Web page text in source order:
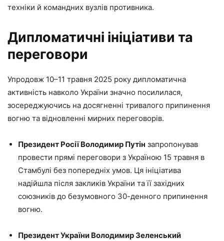
техніки й командних вузлів противника.
Дипломатичні ініціативи та
переговори
Упродовж 10–11 травня 2025 року дипломатична
активність навколо України значно посилилася,
зосереджуючись на досягненні тривалого припинення
вогню та відновленні мирних переговорів.
Президент Росії Володимир Путін запропонував
провести прямі переговори з Україною 15 травня в
Стамбулі без попередніх умов. Ця ініціатива
надійшла після закликів України та її західних
союзників до безумовного 30-денного припинення
вогню.
Президент України Володимир Зеленський